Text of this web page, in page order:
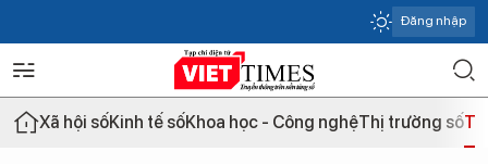
Đăng nhập
Xã hội sốKinh tế sốKhoa học - Công nghệThị trường số